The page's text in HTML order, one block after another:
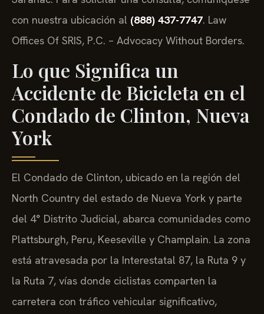
con nuestra ubicación al (888) 437-7747. Law
Offices Of SRIS, P.C. – Advocacy Without Borders.
Lo que Significa un
Accidente de Bicicleta en el
Condado de Clinton, Nueva
York
El Condado de Clinton, ubicado en la región del
North Country del estado de Nueva York y parte
del 4° Distrito Judicial, abarca comunidades como
Plattsburgh, Peru, Keeseville y Champlain. La zona
está atravesada por la Interestatal 87, la Ruta 9 y
la Ruta 7, vías donde ciclistas comparten la
carretera con tráfico vehicular significativo,